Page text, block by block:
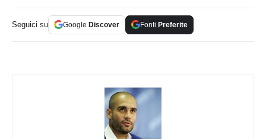
Seguici su Google Discover Fonti Preferite